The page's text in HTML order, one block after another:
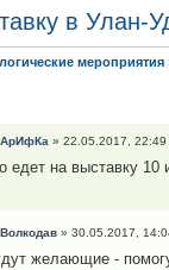
в Улан-
мероприятия
АрИфКа» 22.05.2017, 22:49
едет на выставку
Волкодав» 30.05.2017,
желающие -